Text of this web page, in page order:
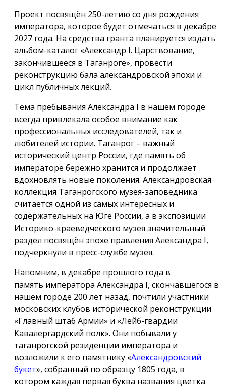
Проект посвящён 250-летию со дня рождения
императора, которое будет отмечаться в декабре
2027 года. На средства гранта планируется издать
альбом-каталог «Александр I. Царствование,
закончившееся в Таганроге», провести
реконструкцию бала александровской эпохи и
цикл публичных лекций.
Тема пребывания Александра I в нашем городе
всегда привлекала особое внимание как
профессиональных исследователей, так и
любителей истории. Таганрог – важный
исторический центр России, где память об
императоре бережно хранится и продолжает
вдохновлять новые поколения. Александровская
коллекция Таганрогского музея-заповедника
считается одной из самых интересных и
содержательных на Юге России, а в экспозиции
Историко-краеведческого музея значительный
раздел посвящён эпохе правления Александра I,
подчеркнули в пресс-службе музея.
Напомним, в декабре прошлого года в
память императора Александра I, скончавшегося в
нашем городе 200 лет назад, почтили участники
московских клубов исторической реконструкции
«Главный штаб Армии» и «Лейб-гвардии
Кавалергардский полк». Они побывали у
таганрогской резиденции императора и
возложили к его памятнику «Александровский
букет», собранный по образцу 1805 года, в
котором каждая первая буква названия цветка